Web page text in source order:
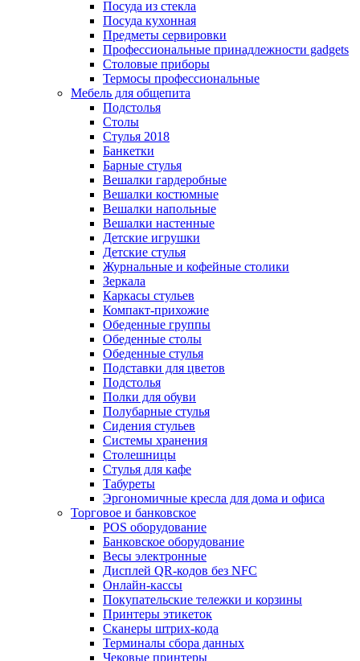
Посуда из стекла
Посуда кухонная
Предметы сервировки
Профессиональные принадлежности gadgets
Столовые приборы
Термосы профессиональные
Мебель для общепита
Подстолья
Столы
Стулья 2018
Банкетки
Барные стулья
Вешалки гардеробные
Вешалки костюмные
Вешалки напольные
Вешалки настенные
Детские игрушки
Детские стулья
Журнальные и кофейные столики
Зеркала
Каркасы стульев
Компакт-прихожие
Обеденные группы
Обеденные столы
Обеденные стулья
Подставки для цветов
Подстолья
Полки для обуви
Полубарные стулья
Сидения стульев
Системы хранения
Столешницы
Стулья для кафе
Табуреты
Эргономичные кресла для дома и офиса
Торговое и банковское
POS оборудование
Банковское оборудование
Весы электронные
Дисплей QR-кодов без NFC
Онлайн-кассы
Покупательские тележки и корзины
Принтеры этикеток
Сканеры штрих-кода
Терминалы сбора данных
Чековые принтеры